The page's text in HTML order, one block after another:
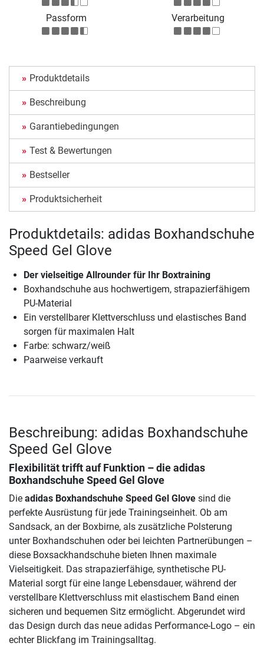
Passform Verarbeitung
Produktdetails
Beschreibung
Garantiebedingungen
Test & Bewertungen
Bestseller
Produktsicherheit
Produktdetails: adidas Boxhandschuhe
Speed Gel Glove
Der vielseitige Allrounder für Ihr Boxtraining
Boxhandschuhe aus hochwertigem, strapazierfähigem
PU-Material
Ein verstellbarer Klettverschluss und elastisches Band
sorgen für maximalen Halt
Farbe: schwarz/weiß
Paarweise verkauft
Beschreibung: adidas Boxhandschuhe
Speed Gel Glove
Flexibilität trifft auf Funktion – die adidas
Boxhandschuhe Speed Gel Glove
Die adidas Boxhandschuhe Speed Gel Glove sind die
perfekte Ausrüstung für jede Trainingseinheit. Ob am
Sandsack, an der Boxbirne, als zusätzliche Polsterung
unter Boxhandschuhen oder bei leichten Partnerübungen –
diese Boxsackhandschuhe bieten Ihnen maximale
Vielseitigkeit. Das strapazierfähige, synthetische PU-
Material sorgt für eine lange Lebensdauer, während der
verstellbare Klettverschluss mit elastischem Band einen
sicheren und bequemen Sitz ermöglicht. Abgerundet wird
das Design durch das neue adidas Performance-Logo – ein
echter Blickfang im Trainingsalltag.